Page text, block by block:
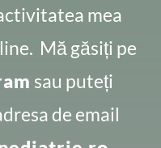
mea
Mă găsiți pe
sau puteți
de email